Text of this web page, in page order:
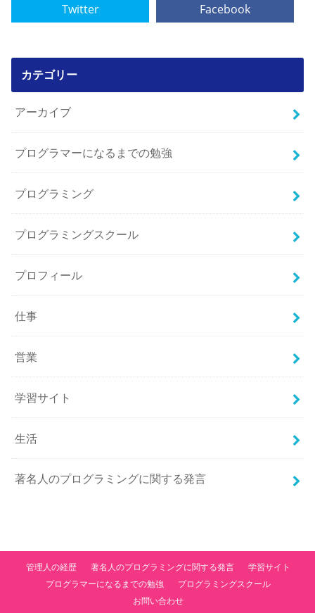
Twitter Facebook
カテゴリー
アーカイブ
プログラマーになるまでの勉強
プログラミング
プログラミングスクール
プロフィール
仕事
営業
学習サイト
生活
著名人のプログラミングに関する発言
管理人の経歴 著名人のプログラミングに関する発言
学習サイト
プログラマーになるまでの勉強
プログラミングスクール
お問い合わせ